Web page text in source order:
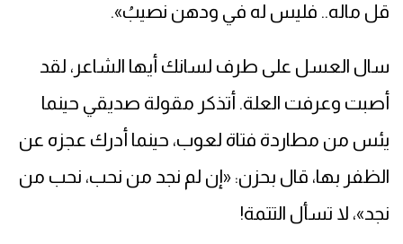
قل ماله.. فليس له في ودهن نصيبُ».
سال العسل على طرف لسانك أيها الشاعر، لقد
أصبت وعرفت العلة. أتذكر مقولة صديقي حينما
يئس من مطاردة فتاة لعوب، حينما أدرك عجزه عن
الظفر بها، قال بحزن: «إن لم نجد من نحب، نحب من
نجد»، لا تسأل التتمة!